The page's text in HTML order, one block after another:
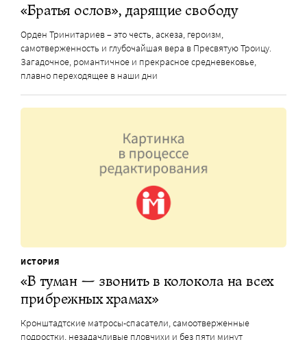
«Братья ослов», дарящие свободу
Орден Тринитариев – это честь, аскеза, героизм,
самотверженность и глубочайшая вера в Пресвятую Троицу.
Загадочное, романтичное и прекрасное средневековье,
плавно переходящее в наши дни
ИСТОРИЯ
«В туман — звонить в колокола на всех
прибрежных храмах»
Кронштадтские матросы-спасатели, самоотверженные
подростки, незадачливые пловчихи и без пяти минут